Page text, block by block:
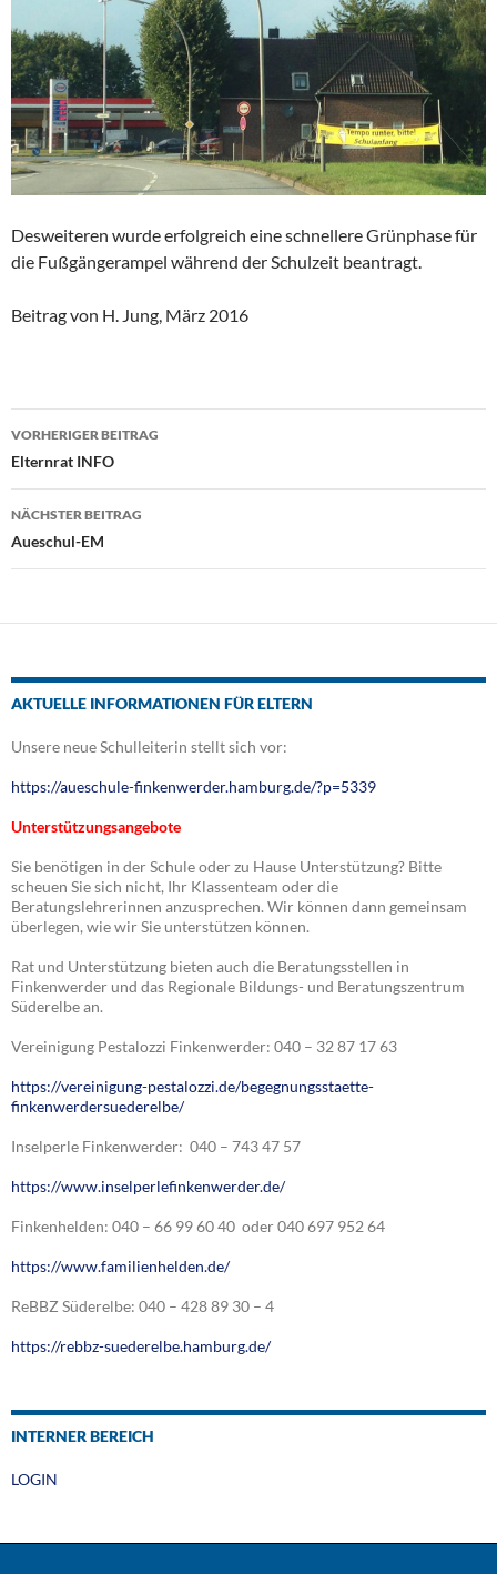
Desweiteren wurde erfolgreich eine schnellere Grünphase für
die Fußgängerampel während der Schulzeit beantragt.
Beitrag von H. Jung, März 2016
Beitragsnavigation
VORHERIGER BEITRAG
Elternrat INFO
NÄCHSTER BEITRAG
Aueschul-EM
AKTUELLE INFORMATIONEN FÜR ELTERN
Unsere neue Schulleiterin stellt sich vor:
https://aueschule-finkenwerder.hamburg.de/?p=5339
Unterstützungsangebote
Sie benötigen in der Schule oder zu Hause Unterstützung? Bitte
scheuen Sie sich nicht, Ihr Klassenteam oder die
Beratungslehrerinnen anzusprechen. Wir können dann gemeinsam
überlegen, wie wir Sie unterstützen können.
Rat und Unterstützung bieten auch die Beratungsstellen in
Finkenwerder und das Regionale Bildungs- und Beratungszentrum
Süderelbe an.
Vereinigung Pestalozzi Finkenwerder: 040 – 32 87 17 63
https://vereinigung-pestalozzi.de/begegnungsstaette-
finkenwerdersuederelbe/
Inselperle Finkenwerder: 040 – 743 47 57
https://www.inselperlefinkenwerder.de/
Finkenhelden: 040 – 66 99 60 40 oder 040 697 952 64
https://www.familienhelden.de/
ReBBZ Süderelbe: 040 – 428 89 30 – 4
https://rebbz-suederelbe.hamburg.de/
INTERNER BEREICH
LOGIN